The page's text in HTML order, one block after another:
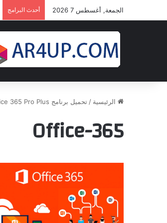
الجمعة, أغسطس 7 2026 أحدث البرامج
الرئيسية / تحميل برنامج Office 365 Pro Plus الإصدار الجديد
Office-365